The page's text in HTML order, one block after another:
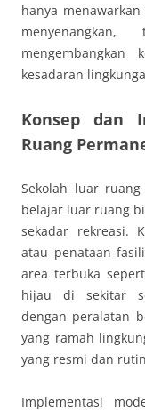
hanya
mengembangkan
kesadaran
Konsep dan
Ruang
Sekolah luar
belajar luar ruang
sekadar rekreasi.
atau penataan
area terbuka
hijau di sekitar
dengan peralatan
yang ramah
yang resmi dan
Implementasi